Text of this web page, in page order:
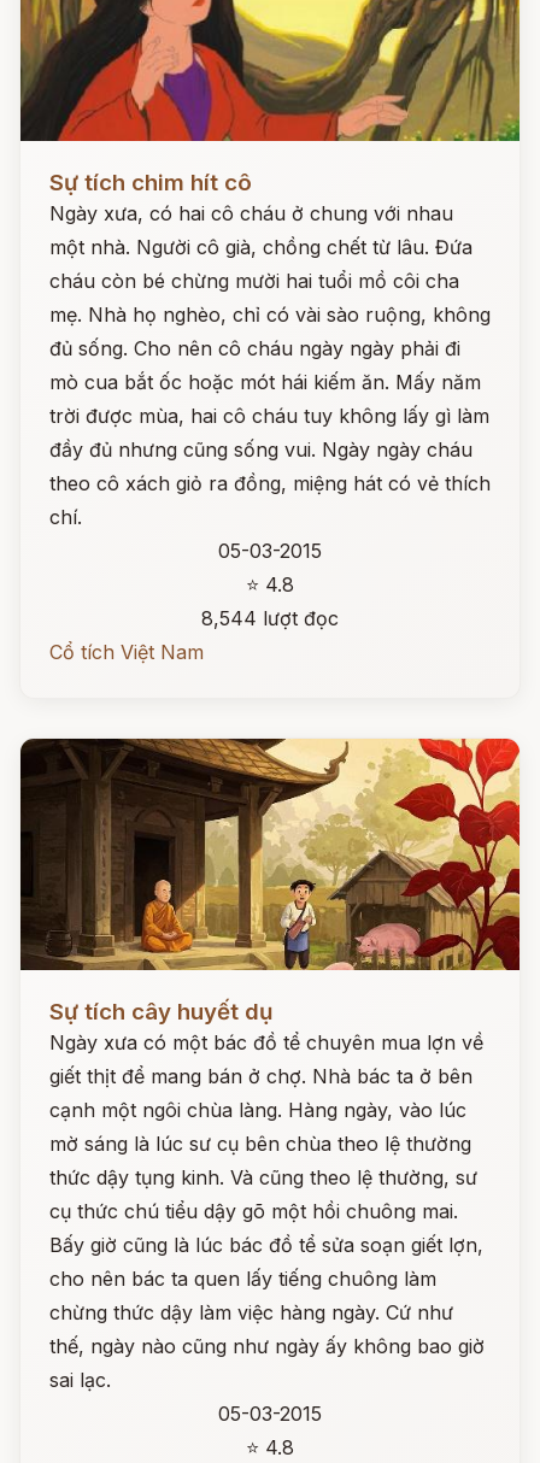
Sự tích chim hít cô
Ngày xưa, có hai cô cháu ở chung với nhau
một nhà. Người cô già, chồng chết từ lâu. Đứa
cháu còn bé chừng mười hai tuổi mồ côi cha
mẹ. Nhà họ nghèo, chỉ có vài sào ruộng, không
đủ sống. Cho nên cô cháu ngày ngày phải đi
mò cua bắt ốc hoặc mót hái kiếm ăn. Mấy năm
trời được mùa, hai cô cháu tuy không lấy gì làm
đầy đủ nhưng cũng sống vui. Ngày ngày cháu
theo cô xách giỏ ra đồng, miệng hát có vẻ thích
chí.
05-03-2015
⭐ 4.8
8,544 lượt đọc
Cổ tích Việt Nam
Sự tích cây huyết dụ
Ngày xưa có một bác đồ tể chuyên mua lợn về
giết thịt để mang bán ở chợ. Nhà bác ta ở bên
cạnh một ngôi chùa làng. Hàng ngày, vào lúc
mờ sáng là lúc sư cụ bên chùa theo lệ thường
thức dậy tụng kinh. Và cũng theo lệ thường, sư
cụ thức chú tiểu dậy gõ một hồi chuông mai.
Bấy giờ cũng là lúc bác đồ tể sửa soạn giết lợn,
cho nên bác ta quen lấy tiếng chuông làm
chừng thức dậy làm việc hàng ngày. Cứ như
thế, ngày nào cũng như ngày ấy không bao giờ
sai lạc.
05-03-2015
⭐ 4.8